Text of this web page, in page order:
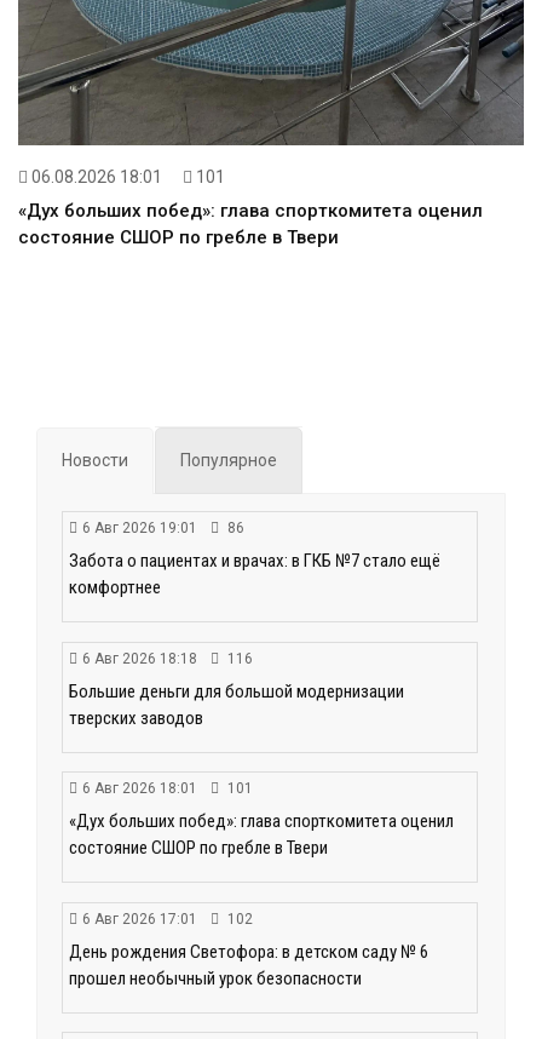
06.08.2026 18:01 101
«Дух больших побед»: глава спорткомитета оценил
состояние СШОР по гребле в Твери
Новости Популярное
6 Авг 2026 19:01 86
Забота о пациентах и врачах: в ГКБ №7 стало ещё
комфортнее
6 Авг 2026 18:18 116
Большие деньги для большой модернизации
тверских заводов
6 Авг 2026 18:01 101
«Дух больших побед»: глава спорткомитета оценил
состояние СШОР по гребле в Твери
6 Авг 2026 17:01 102
День рождения Светофора: в детском саду № 6
прошел необычный урок безопасности